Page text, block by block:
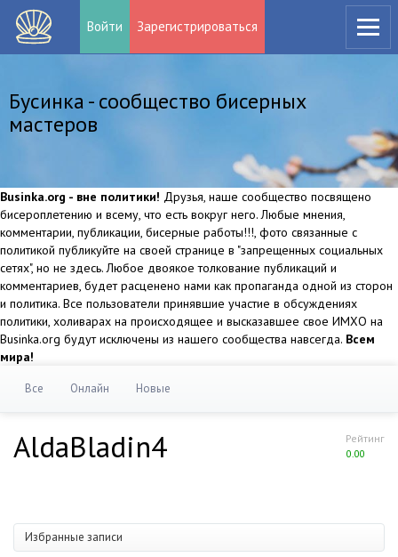
Войти Зарегистрироваться
Бусинка - сообщество бисерных
мастеров
Businka.org - вне политики! Друзья, наше сообщество посвящено
бисероплетению и всему, что есть вокруг него. Любые мнения,
комментарии, публикации, бисерные работы!!!, фото связанные с
политикой публикуйте на своей странице в "запрещенных социальных
сетях", но не здесь. Любое двоякое толкование публикаций и
комментариев, будет расценено нами как пропаганда одной из сторон
и политика. Все пользователи принявшие участие в обсуждениях
политики, холиварах на происходящее и высказавшее свое ИМХО на
Businka.org будут исключены из нашего сообщества навсегда. Всем
мира!
Все Онлайн Новые
Рейтинг
0.00
AldaBladin4
Избранные записи